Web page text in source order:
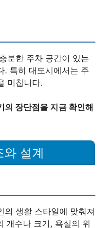
분한 주차 공간이 있는
. 특히 대도시에서는 주
미칩니다.
의 장단점을 지금 확인해
와 설계
의 생활 스타일에 맞춰져
개수나 크기, 욕실의 위